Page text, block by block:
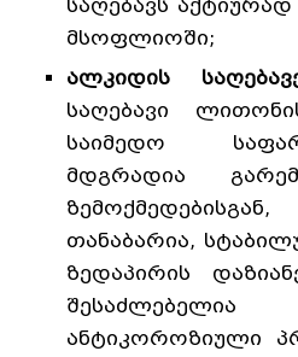
საღებავს
მსოფლიოში;
ალკიდის
საღებავი
საიმედო
მდგრადია
თანაბარია,
ზედაპირის
ანტიკოროზიული